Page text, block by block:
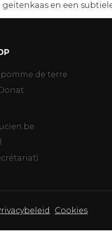
en een
pomme de terre
Cookies